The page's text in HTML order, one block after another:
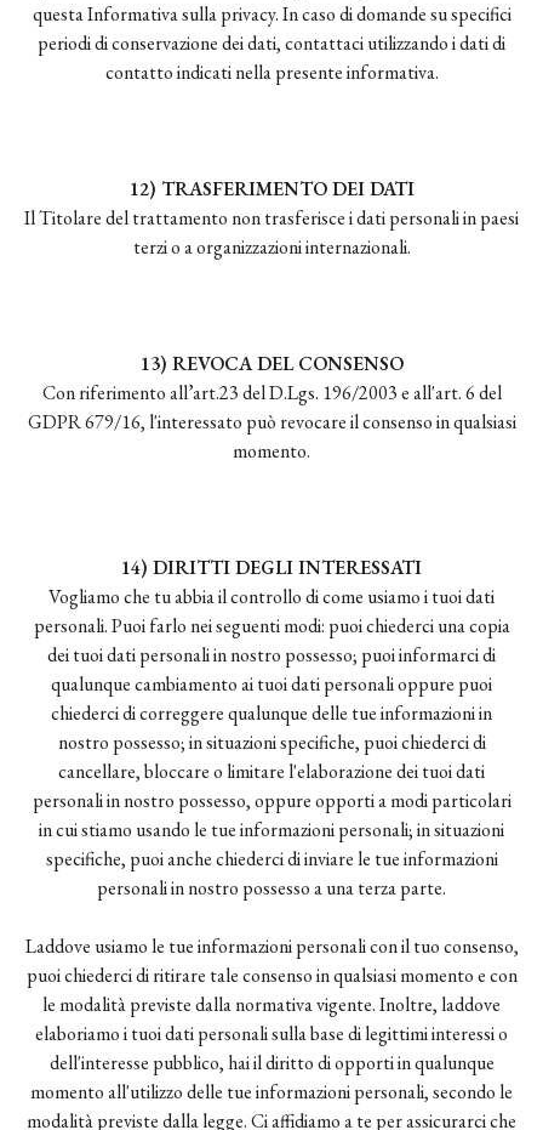
questa Informativa sulla privacy. In caso di domande su specifici
periodi di conservazione dei dati, contattaci utilizzando i dati di
contatto indicati nella presente informativa.
12) TRASFERIMENTO DEI DATI
Il Titolare del trattamento non trasferisce i dati personali in paesi
terzi o a organizzazioni internazionali.
13) REVOCA DEL CONSENSO
Con riferimento all’art.23 del D.Lgs. 196/2003 e all'art. 6 del
GDPR 679/16, l'interessato può revocare il consenso in qualsiasi
momento.
14) DIRITTI DEGLI INTERESSATI
Vogliamo che tu abbia il controllo di come usiamo i tuoi dati
personali. Puoi farlo nei seguenti modi: puoi chiederci una copia
dei tuoi dati personali in nostro possesso; puoi informarci di
qualunque cambiamento ai tuoi dati personali oppure puoi
chiederci di correggere qualunque delle tue informazioni in
nostro possesso; in situazioni specifiche, puoi chiederci di
cancellare, bloccare o limitare l'elaborazione dei tuoi dati
personali in nostro possesso, oppure opporti a modi particolari
in cui stiamo usando le tue informazioni personali; in situazioni
specifiche, puoi anche chiederci di inviare le tue informazioni
personali in nostro possesso a una terza parte.
Laddove usiamo le tue informazioni personali con il tuo consenso,
puoi chiederci di ritirare tale consenso in qualsiasi momento e con
le modalità previste dalla normativa vigente. Inoltre, laddove
elaboriamo i tuoi dati personali sulla base di legittimi interessi o
dell'interesse pubblico, hai il diritto di opporti in qualunque
momento all'utilizzo delle tue informazioni personali, secondo le
modalità previste dalla legge. Ci affidiamo a te per assicurarci che